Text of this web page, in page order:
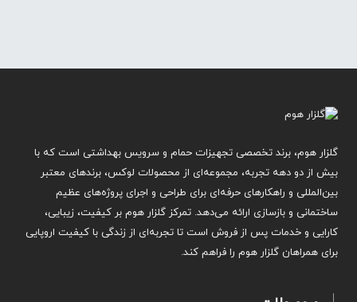
گلزار هوم، برند تخصصی تجهیزات حمام و سرویس بهداشتی است که با
بیش از دو دهه تجربه، مجموعه‌ای از محصولات لوکس، برندهای معتبر
بین‌المللی و راهکارهای حرفه‌ای برای طراحی و اجرای پروژه‌های عظیم
ساختمانی و بازسازی ارائه می‌دهد. تمرکز گلزار هوم بر کیفیت، زیبایی،
کارایی و خدمات پس از فروش است تا تجربه‌ای از زندگی با کیفیت اروپایی
برای همراهان گلزار هوم را فراهم کند.